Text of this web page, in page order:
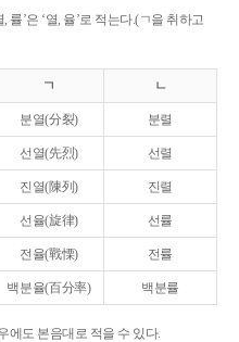
률’은 ‘열, 율’로 적는다.(ㄱ을 취하고
ㄱ ㄴ
분열(分裂) 분렬
선열(先烈) 선렬
진열(陳列) 진렬
선율(旋律) 선률
전율(戰慄) 전률
백분율(百分率) 백분률
에도 본음대로 적을 수 있다.